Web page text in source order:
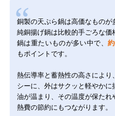
銅製の天ぷら鍋は高価なもの
純銅揚げ鍋は比較的手ごろな
鍋は重たいものが多い中で、
もポイントです。
熱伝導率と蓄熱性の高さによ
シーに、外はサクッと軽やか
油が温まり、その温度が保た
熱費の節約にもつながります。